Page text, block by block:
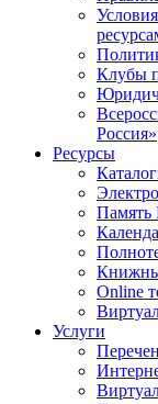
Клубы
Россия»
Ресурсы
Память
Online
Услуги